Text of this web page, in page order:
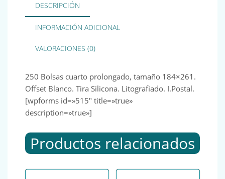
DESCRIPCIÓN
INFORMACIÓN ADICIONAL
VALORACIONES (0)
250 Bolsas cuarto prolongado, tamaño 184×261.
Offset Blanco. Tira Silicona. Litografiado. I.Postal.
[wpforms id=»515″ title=»true»
description=»true»]
Productos relacionados